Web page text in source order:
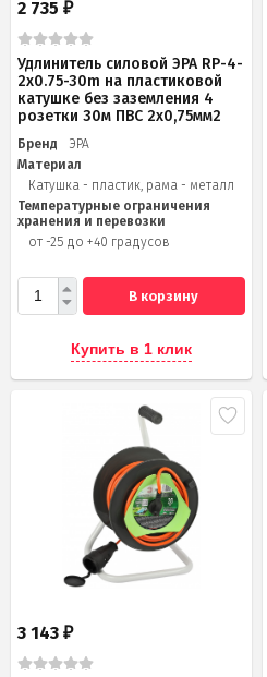
2 735 ₽
Удлинитель силовой ЭРА RP-4-
2x0.75-30m на пластиковой
катушке без заземления 4
розетки 30м ПВС 2х0,75мм2
Бренд
ЭРА
Материал
Катушка - пластик, рама - металл
Температурные ограничения
хранения и перевозки
от -25 до +40 градусов
В корзину
Купить в 1 клик
3 143 ₽